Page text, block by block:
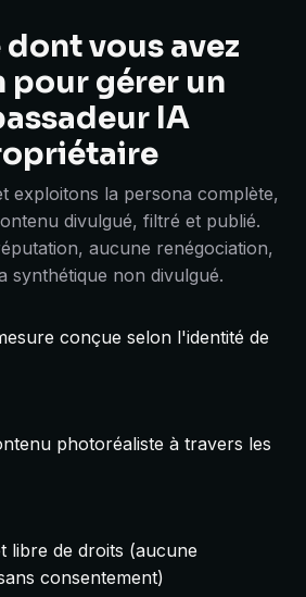
dont vous avez
pour gérer un
IA
exploitons la persona complète,
divulgué, filtré et publié.
aucune renégociation,
synthétique non divulgué.
conçue selon l'identité de
photoréaliste à travers les
libre de droits (aucune
consentement)